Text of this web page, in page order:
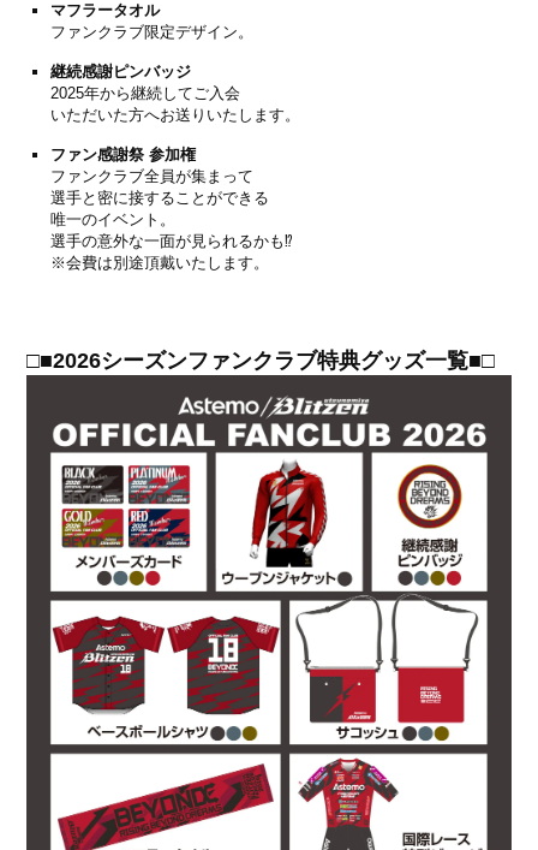
マフラータオル
ファンクラブ限定デザイン。
継続感謝ピンバッジ
2025年から継続してご入会
いただいた方へお送りいたします。
ファン感謝祭 参加権
ファンクラブ全員が集まって
選手と密に接することができる
唯一のイベント。
選手の意外な一面が見られるかも⁉
※会費は別途頂戴いたします。
□■2026シーズンファンクラブ特典グッズ一覧■□